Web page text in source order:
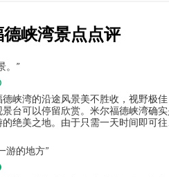
峡湾景点点评
”
峡湾的沿途风景美不胜收，视野极佳
台可以停留欣赏。米尔福德峡湾确实
绝美之地。由于只需一天时间即可往
，绝对值得一去。
游的地方”